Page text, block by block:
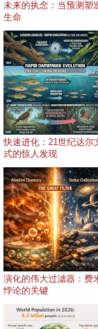
未来的执念：当预测塑
生命
快速进化：21世纪达尔
式的惊人发现
演化的伟大过滤器：费
悖论的关键